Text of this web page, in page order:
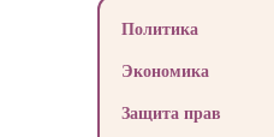
Политика
Экономика
Защита прав